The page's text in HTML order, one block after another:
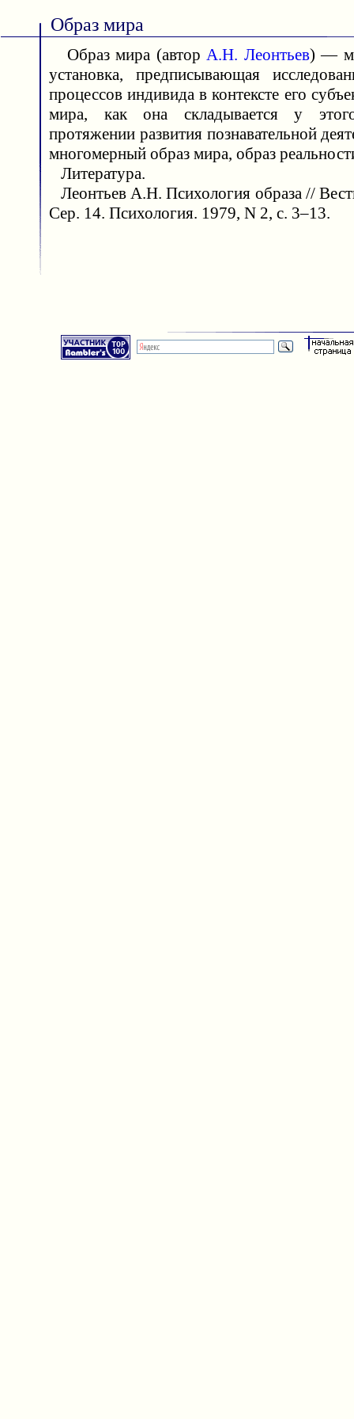
Образ мира
Образ мира (авторА.Н. Леонтьев) —
установка, предписывающая
процессов индивида в контексте его
мира, как она складывается у
протяжении развития познавательной
многомерный образ мира, образ
Литература.
Леонтьев А.Н. Психология образа //
Сер. 14. Психология. 1979, N 2, с. 3–13.